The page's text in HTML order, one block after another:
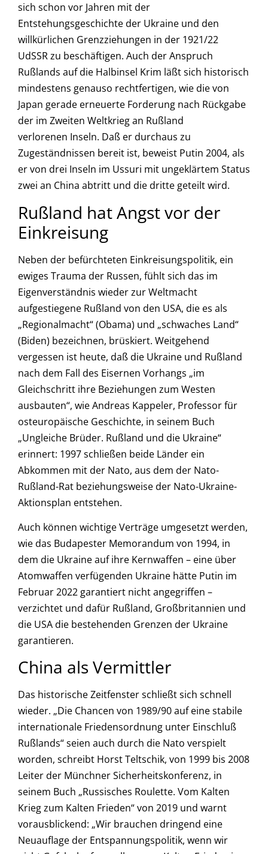
sich schon vor Jahren mit der
Entstehungsgeschichte der Ukraine und den
willkürlichen Grenzziehungen in der 1921/22
UdSSR zu beschäftigen. Auch der Anspruch
Rußlands auf die Halbinsel Krim läßt sich historisch
mindestens genauso rechtfertigen, wie die von
Japan gerade erneuerte Forderung nach Rückgabe
der im Zweiten Weltkrieg an Rußland
verlorenen Inseln. Daß er durchaus zu
Zugeständnissen bereit ist, beweist Putin 2004, als
er von drei Inseln im Ussuri mit ungeklärtem Status
zwei an China abtritt und die dritte geteilt wird.
Rußland hat Angst vor der
Einkreisung
Neben der befürchteten Einkreisungspolitik, ein
ewiges Trauma der Russen, fühlt sich das im
Eigenverständnis wieder zur Weltmacht
aufgestiegene Rußland von den USA, die es als
„Regionalmacht“ (Obama) und „schwaches Land“
(Biden) bezeichnen, brüskiert. Weitgehend
vergessen ist heute, daß die Ukraine und Rußland
nach dem Fall des Eisernen Vorhangs „im
Gleichschritt ihre Beziehungen zum Westen
ausbauten“, wie Andreas Kappeler, Professor für
osteuropäische Geschichte, in seinem Buch
„Ungleiche Brüder. Rußland und die Ukraine“
erinnert: 1997 schließen beide Länder ein
Abkommen mit der Nato, aus dem der Nato-
Rußland-Rat beziehungsweise der Nato-Ukraine-
Aktionsplan entstehen.
Auch können wichtige Verträge umgesetzt werden,
wie das Budapester Memorandum von 1994, in
dem die Ukraine auf ihre Kernwaffen – eine über
Atomwaffen verfügenden Ukraine hätte Putin im
Februar 2022 garantiert nicht angegriffen –
verzichtet und dafür Rußland, Großbritannien und
die USA die bestehenden Grenzen der Ukraine
garantieren.
China als Vermittler
Das historische Zeitfenster schließt sich schnell
wieder. „Die Chancen von 1989/90 auf eine stabile
internationale Friedensordnung unter Einschluß
Rußlands“ seien auch durch die Nato verspielt
worden, schreibt Horst Teltschik, von 1999 bis 2008
Leiter der Münchner Sicherheitskonferenz, in
seinem Buch „Russisches Roulette. Vom Kalten
Krieg zum Kalten Frieden“ von 2019 und warnt
vorausblickend: „Wir brauchen dringend eine
Neuauflage der Entspannungspolitik, wenn wir